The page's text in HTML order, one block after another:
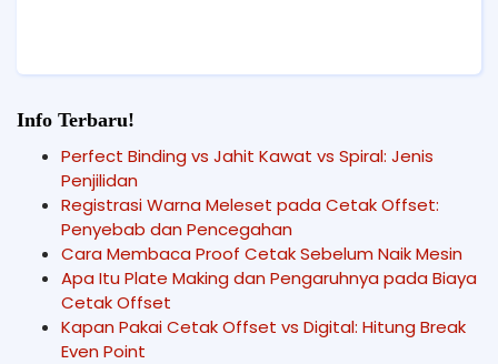
Info Terbaru!
Perfect Binding vs Jahit Kawat vs Spiral: Jenis
Penjilidan
Registrasi Warna Meleset pada Cetak Offset:
Penyebab dan Pencegahan
Cara Membaca Proof Cetak Sebelum Naik Mesin
Apa Itu Plate Making dan Pengaruhnya pada Biaya
Cetak Offset
Kapan Pakai Cetak Offset vs Digital: Hitung Break
Even Point